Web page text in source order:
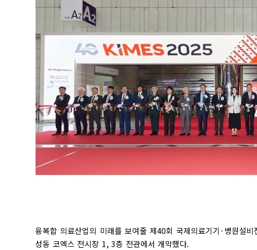
융복합 의료산업의 미래를 보여줄 제40회 국제의료기기 · 병원설비
성동 코엑스 전시장 1, 3층 전관에서 개막했다.